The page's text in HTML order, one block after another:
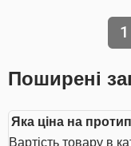
1
Поширені
Яка ціна на
Вартість товару в